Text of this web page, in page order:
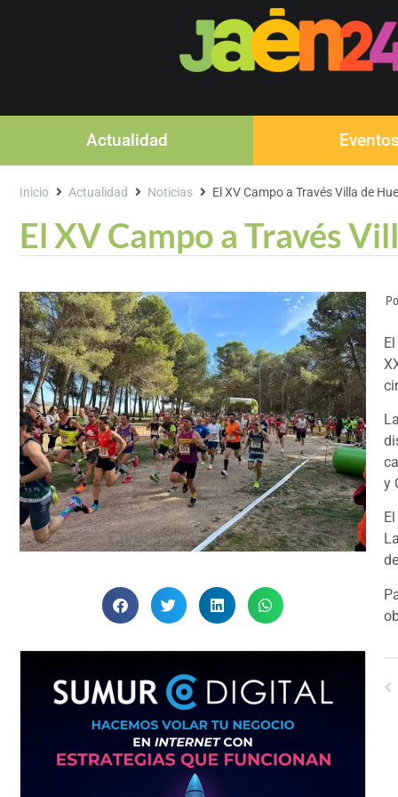
Actualidad
El XV Campo a Través
Inicio Actualidad Noticias El XV Campo a Través Villa de
y